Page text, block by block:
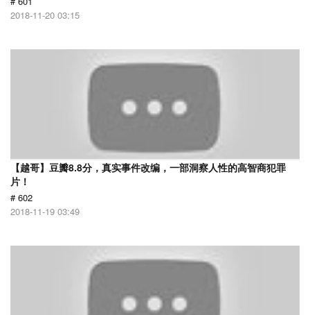
2018-11-20 03:15
【越哥】豆瓣8.8分，真实事件改编，一部洞察人性的高智商犯罪
片！
# 602
2018-11-19 03:49